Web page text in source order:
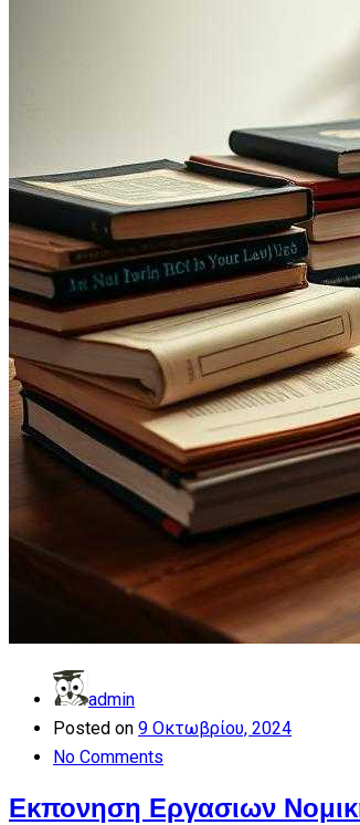
admin
Posted on 9 Οκτωβρίου, 2024
No Comments
Εκπονηση Εργασιων